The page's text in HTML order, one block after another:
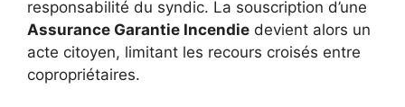
responsabilité du syndic. La souscription d’une
Assurance Garantie Incendie devient alors un
acte citoyen, limitant les recours croisés entre
copropriétaires.